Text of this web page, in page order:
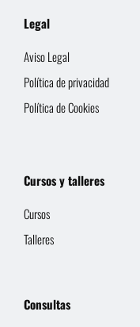
Legal
Aviso Legal
Política de privacidad
Política de Cookies
Cursos y talleres
Cursos
Talleres
Consultas